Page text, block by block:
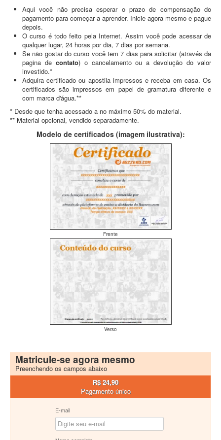
Aqui você não precisa esperar o prazo de compensação do
pagamento para começar a aprender. Inicie agora mesmo e pague
depois.
O curso é todo feito pela Internet. Assim você pode acessar de
qualquer lugar, 24 horas por dia, 7 dias por semana.
Se não gostar do curso você tem 7 dias para solicitar (através da
pagina de contato) o cancelamento ou a devolução do valor
investido.*
Adquira certificado ou apostila impressos e receba em casa. Os
certificados são impressos em papel de gramatura diferente e
com marca d'água.**
* Desde que tenha acessado a no máximo 50% do material.
** Material opcional, vendido separadamente.
Modelo de certificados (imagem ilustrativa):
Frente
Verso
Matricule-se agora mesmo
Preenchendo os campos abaixo
R$ 24,90
Pagamento único
E-mail